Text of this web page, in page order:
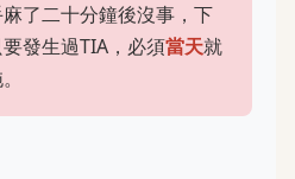
了二十分鐘後沒事，下
發生過TIA，必須當天就